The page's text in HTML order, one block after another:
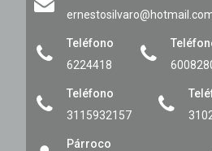
Teléfono
6224418
Teléfono
3115932157
Párroco